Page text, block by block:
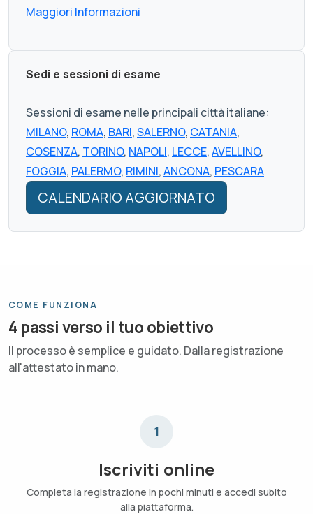
Maggiori Informazioni
Sedi e sessioni di esame
Sessioni di esame nelle principali città italiane:
MILANO, ROMA, BARI,SALERNO, CATANIA,
COSENZA, TORINO, NAPOLI, LECCE,AVELLINO,
FOGGIA, PALERMO, RIMINI,ANCONA, PESCARA
CALENDARIO AGGIORNATO
COME FUNZIONA
4 passi verso il tuo obiettivo
Il processo è semplice e guidato. Dalla registrazione
all'attestato in mano.
1
Iscriviti online
Completa la registrazione in pochi minuti e accedi subito
alla piattaforma.